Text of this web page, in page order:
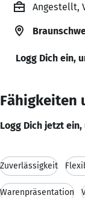
Angestellt,
Logg Dich ein,
Fähigkeiten
Logg Dich jetzt
Zuverlässigkeit
Warenpräsentation